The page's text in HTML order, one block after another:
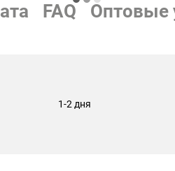
FAQ Оптовые
1-2 дня